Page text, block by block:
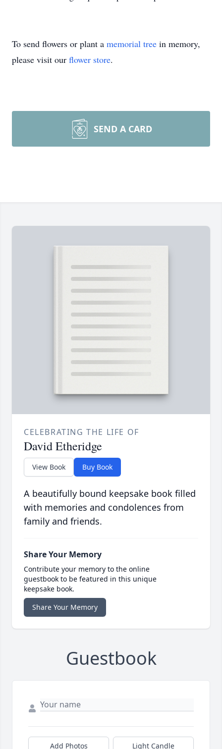
To send flowers or plant a memorial tree in memory,
please visit our flower store.
SEND A CARD
CELEBRATING THE LIFE OF
David Etheridge
View Book Buy Book
A beautifully bound keepsake book filled
with memories and condolences from
family and friends.
Share Your Memory
Contribute your memory to the online
guestbook to be featured in this unique
keepsake book.
Share Your Memory
Guestbook
Add Photos Light Candle